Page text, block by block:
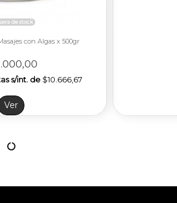
con Algas x 500gr
s/int. de $10.666,67
Ver